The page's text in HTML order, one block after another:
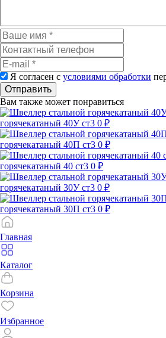
Я согласен с условиями обработки
Отправить
Вам также может понравиться
горячекатаный 40У ст3 0 ₽
горячекатаный 40П ст3 0 ₽
горячекатаный 40 ст3 0 ₽
горячекатаный 30У ст3 0 ₽
горячекатаный 30П ст3 0 ₽
Главная
Каталог
Корзина
Избранное